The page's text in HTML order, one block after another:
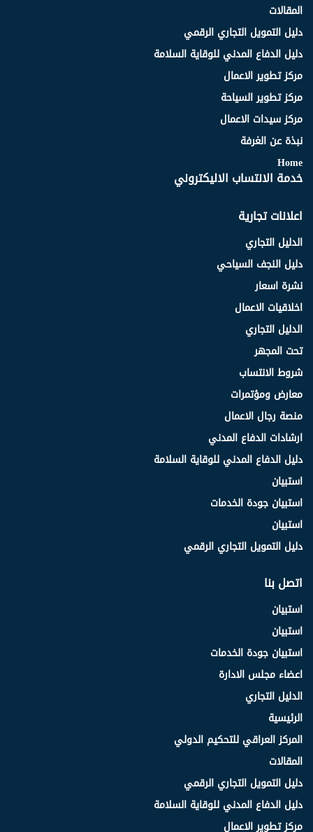
المقالات
دليل التمويل التجاري الرقمي
دليل الدفاع المدني للوقاية السلامة
مركز تطوير الاعمال
مركز تطوير السياحة
مركز سيدات الاعمال
نبذة عن الغرفة
Home
خدمة الانتساب الاليكتروني
اعلانات تجارية
الدليل التجاري
دليل النجف السياحي
نشرة اسعار
اخلاقيات الاعمال
الدليل التجاري
تحت المجهر
شروط الانتساب
معارض ومؤتمرات
منصة رجال الاعمال
ارشادات الدفاع المدني
دليل الدفاع المدني للوقاية السلامة
استبيان
استبيان جودة الخدمات
استبيان
دليل التمويل التجاري الرقمي
اتصل بنا
استبيان
استبيان
استبيان جودة الخدمات
اعضاء مجلس الادارة
الدليل التجاري
الرئيسية
المركز العراقي للتحكيم الدولي
المقالات
دليل التمويل التجاري الرقمي
دليل الدفاع المدني للوقاية السلامة
مركز تطوير الاعمال